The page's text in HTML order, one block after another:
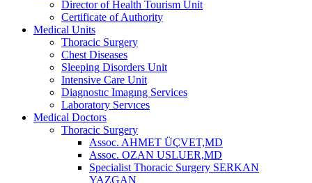
Director of Health Tourism Unit
Certificate of Authority
Medical Units
Thoracic Surgery
Chest Diseases
Sleeping Disorders Unit
Intensive Care Unit
Diagnostıc Imagıng Services
Laboratory Servıces
Medical Doctors
Thoracic Surgery
Assoc. AHMET ÜÇVET,MD
Assoc. OZAN USLUER,MD
Specialist Thoracic Surgery SERKAN
YAZGAN